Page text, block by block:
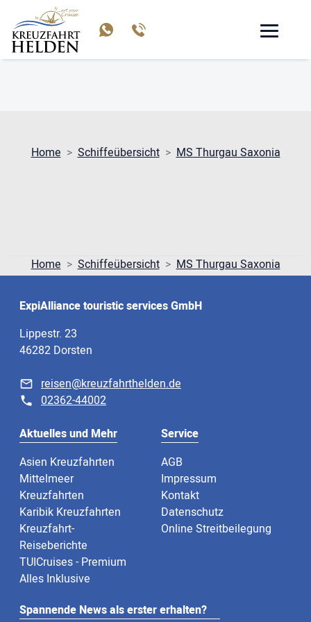
Home Schiffeübersicht MS Thurgau Saxonia
Home Schiffeübersicht MS Thurgau Saxonia
ExpiAlliance touristic services GmbH
Lippestr. 23
46282 Dorsten
reisen@kreuzfahrthelden.de
02362-44002
Aktuelles und Mehr
Asien Kreuzfahrten
Mittelmeer
Kreuzfahrten
Karibik Kreuzfahrten
Kreuzfahrt-
Reiseberichte
TUICruises - Premium
Alles Inklusive
Service
AGB
Impressum
Kontakt
Datenschutz
Online Streitbeilegung
Spannende News als erster erhalten?